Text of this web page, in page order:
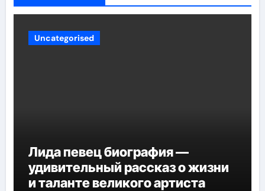
Uncategorised
Лида певец биография —
удивительный рассказ о жизни
и таланте великого артиста